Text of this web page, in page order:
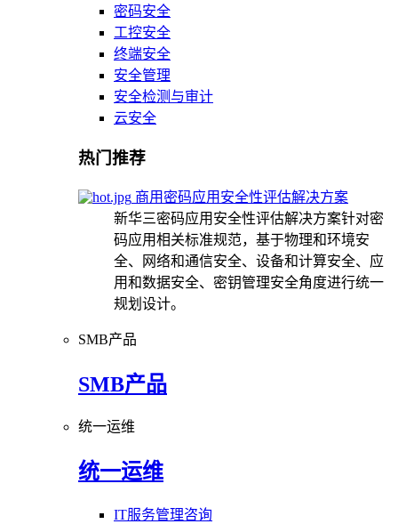
密码安全
工控安全
终端安全
安全管理
安全检测与审计
云安全
热门推荐
商用密码应用安全性评估解决方案
新华三密码应用安全性评估解决方案针对密
码应用相关标准规范，基于物理和环境安
全、网络和通信安全、设备和计算安全、应
用和数据安全、密钥管理安全角度进行统一
规划设计。
SMB产品
SMB产品
统一运维
统一运维
IT服务管理咨询